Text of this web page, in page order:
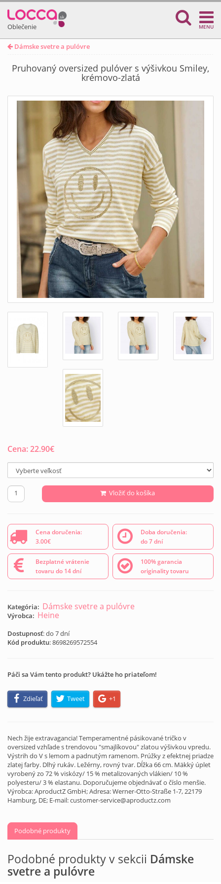
Oblečenie MENU
Dámske svetre a pulóvre
Pruhovaný oversized pulóver s výšivkou Smiley,
krémovo-zlatá
Cena:22.90€
Vložiť do košíka
Cena doručenia:
3.00€
Doba doručenia:
do 7 dní
Bezplatné vrátenie
tovaru do 14 dní
100% garancia
originality tovaru
Kategória: Dámske svetre a pulóvre
Výrobca: Heine
Dostupnosť: do 7 dní
Kód produktu:8698269572554
Páči sa Vám tento produkt? Ukážte ho priateľom!
Zdieľať Tweet +1
Nech žije extravagancia! Temperamentné pásikované tričko v
oversized vzhľade s trendovou "smajlíkovou" zlatou výšivkou vpredu.
Výstrih do V s lemom a padnutým ramenom. Prúžky z efektnej priadze
zlatej farby. Dlhý rukáv. Ležérny, rovný tvar. Dĺžka 66 cm. Mäkký úplet
vyrobený zo 72 % viskózy/ 15 % metalizovaných vlákien/ 10 %
polyesteru/ 3 % elastanu. Doporučujeme objednávať o číslo menšie.
Výrobca: AproductZ GmbH; Adresa: Werner-Otto-Straße 1-7, 22179
Hamburg, DE; E-mail: customer-service@aproductz.com
Podobné produkty
Podobné produkty v sekcii Dámske
svetre a pulóvre